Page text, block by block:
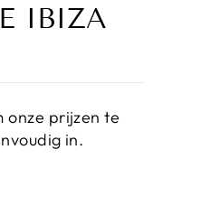
IBIZA
onze prijzen te
in.